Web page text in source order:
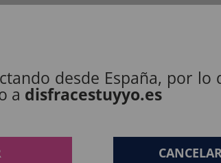
a crianças menores de 36 meses devem ser
desde España, por lo
a disfracestuyyo.es